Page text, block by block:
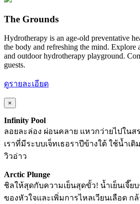
The Grounds
Hydrotherapy is an age-old preventative
the body and refreshing the mind. Explore
and outdoor hydrotherapy playground.
guests.
ดูรายละเอียด
×
Infinity Pool
ลอยละล่อง ผ่อนคลาย แหวกว่ายไปใน
เราที่มีระบบเจ็ทเธอราปีข้างใต้ ใช้น้ำเ
วิวอ่าว
Arctic Plunge
ชิลให้สุดกับความเย็นสุดขั้ว! น้ำเย็นเจี๊ย
ของหัวใจและเพิ่มการไหลเวียนเลือด ก